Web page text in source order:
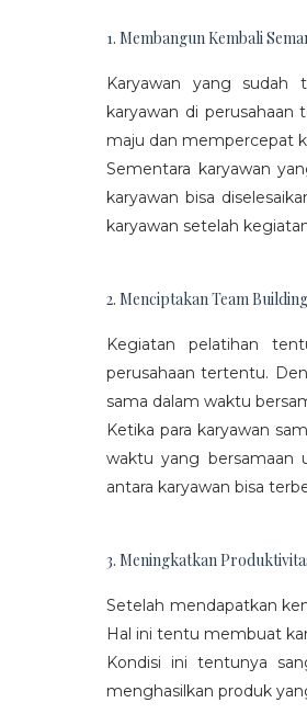
1. Membangun Kembali
Karyawan yang sudah
karyawan di
maju dan mempercepat
Sementara karyawan
karyawan bisa
karyawan setelah
2. Menciptakan Team
Kegiatan pelatihan
perusahaan tertentu.
sama dalam waktu
Ketika para karyawan
waktu yang bersamaan
antara karyawan bisa
3. Meningkatkan
Setelah mendapatkan
Hal ini tentu membuat
Kondisi ini tentunya
menghasilkan produk